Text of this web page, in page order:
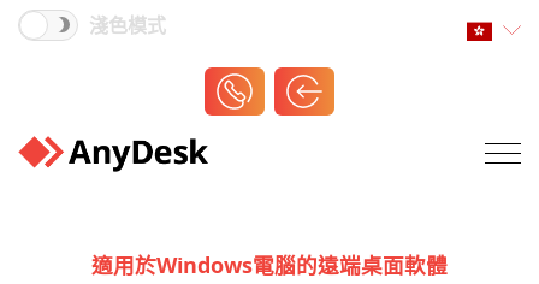
淺色模式
適用於Windows電腦的遠端桌面軟體